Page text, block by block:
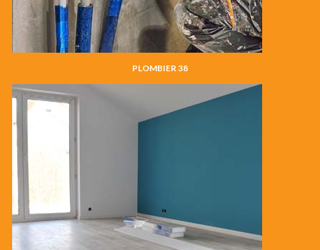
PLOMBIER 38